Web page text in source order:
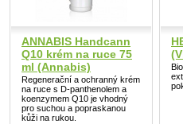
ANNABIS Handcann
Q10 krém na ruce 75
ml (Annabis)
Regenerační a ochranný krém
na ruce s D-panthenolem a
koenzymem Q10 je vhodný
pro suchou a popraskanou
kůži na rukou.